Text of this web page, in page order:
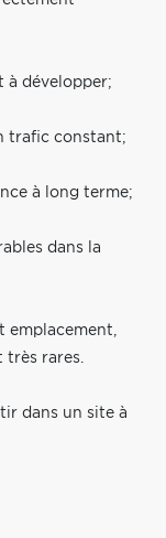
à développer;
trafic constant;
à long terme;
dans la
emplacement,
très rares.
dans un site à